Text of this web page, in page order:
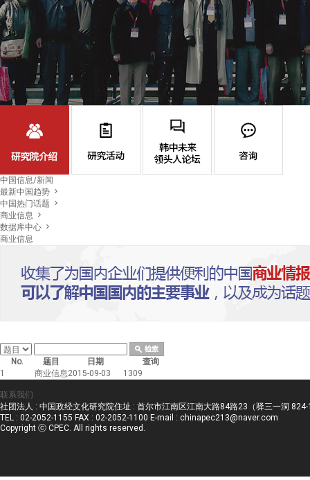
中国信息/新闻
最新中国趋势
中国热门话题
商业信息
数据库中心
商业信息
No. 题目 日期
查询
1
商业信息2015-09-03 1309
联系我们
社团法人 : 中国政经文化研究院住址 : 首尔市江南区江南大路84路23（驿三一洞 824-
TEL : 02-2052-1155 FAX : 02-2052-1100 E-mail : chinapec213@naver.com
Copyright ⓒ CPEC. All rights reserved.